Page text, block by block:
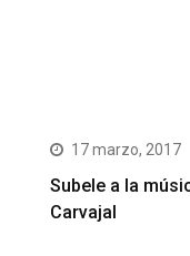
17 marzo, 2017
Subele a la
Carvajal